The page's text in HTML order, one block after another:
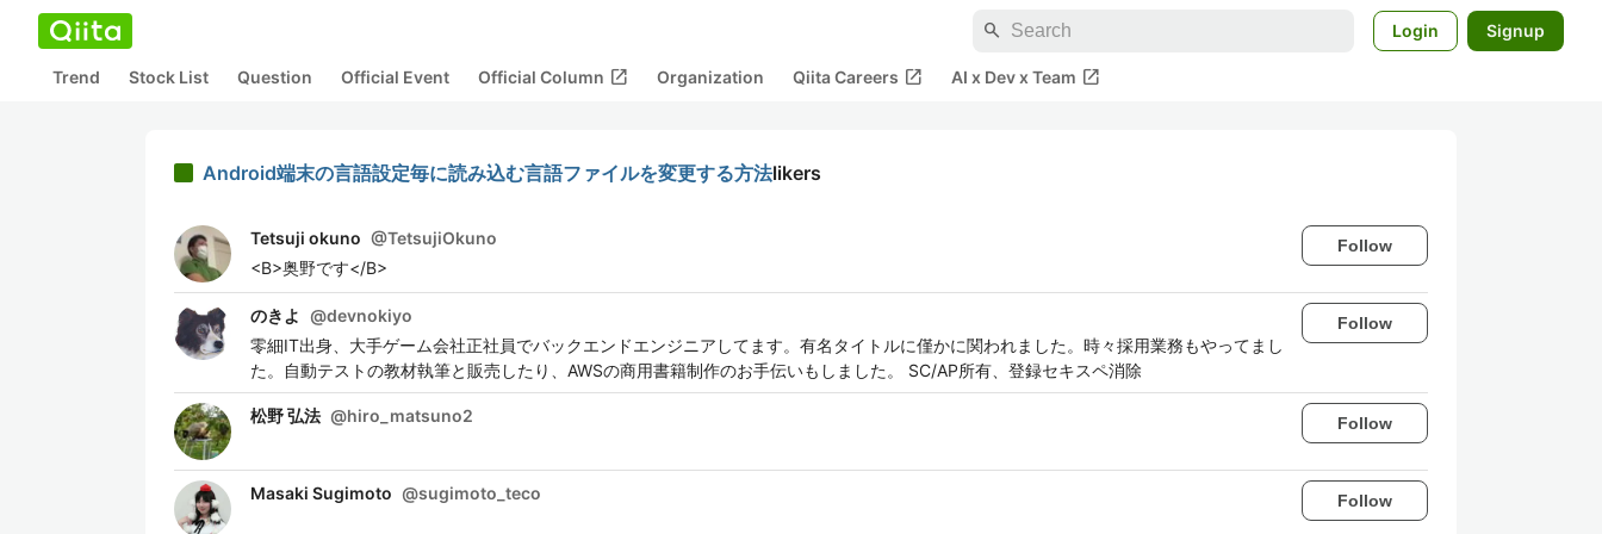
search Login Signup
Trend Stock List Question Official Event Official Column open_in_new Organization Qiita Careers open_in_new AI x Dev x Team open_in_new
Android端末の言語設定毎に読み込む言語ファイルを変更する方法likers
Tetsuji okuno @TetsujiOkuno
<B>奥野です</B>
Follow
のきよ @devnokiyo
零細IT出身、大手ゲーム会社正社員でバックエンドエンジニアしてます。有名タイトルに僅かに関われました。時々採用業務もやってまし
た。自動テストの教材執筆と販売したり、AWSの商用書籍制作のお手伝いもしました。 SC/AP所有、登録セキスペ消除
Follow
松野 弘法 @hiro_matsuno2 Follow
Masaki Sugimoto @sugimoto_teco Follow